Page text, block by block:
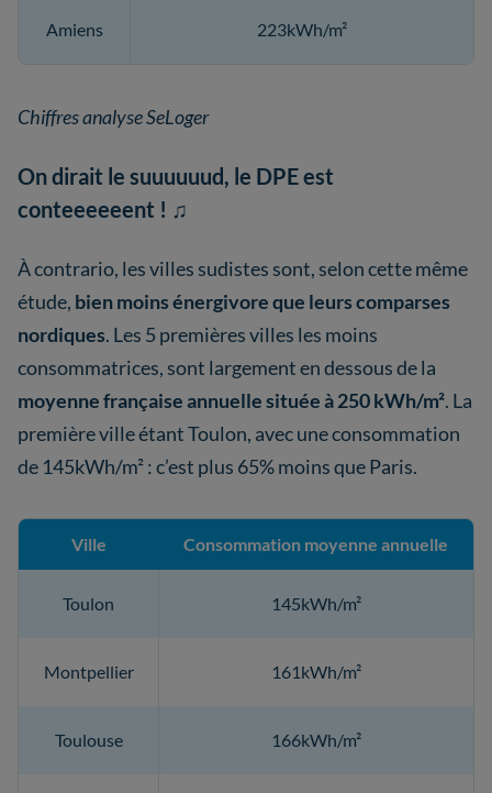
Amiens 223kWh/m²
Chiffres analyse SeLoger
On dirait le suuuuuud, le DPE est
conteeeeeent ! ♫
À contrario, les villes sudistes sont, selon cette même
étude, bien moins énergivore que leurs comparses
nordiques. Les 5 premières villes les moins
consommatrices, sont largement en dessous de la
moyenne française annuelle située à 250 kWh/m². La
première ville étant Toulon, avec une consommation
de 145kWh/m² : c’est plus 65% moins que Paris.
Ville Consommation moyenne annuelle
Toulon 145kWh/m²
Montpellier 161kWh/m²
Toulouse 166kWh/m²